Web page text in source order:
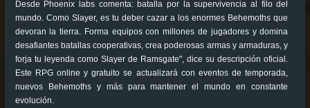
Desde Phoenix labs comenta: batalla por la supervivencia al filo del
mundo. Como Slayer, es tu deber cazar a los enormes Behemoths que
devoran la tierra. Forma equipos con millones de jugadores y domina
desafiantes batallas cooperativas, crea poderosas armas y armaduras, y
forja tu leyenda como Slayer de Ramsgate", dice su descripción oficial.
Este RPG online y gratuito se actualizará con eventos de temporada,
nuevos Behemoths y más para mantener el mundo en constante
evolución.